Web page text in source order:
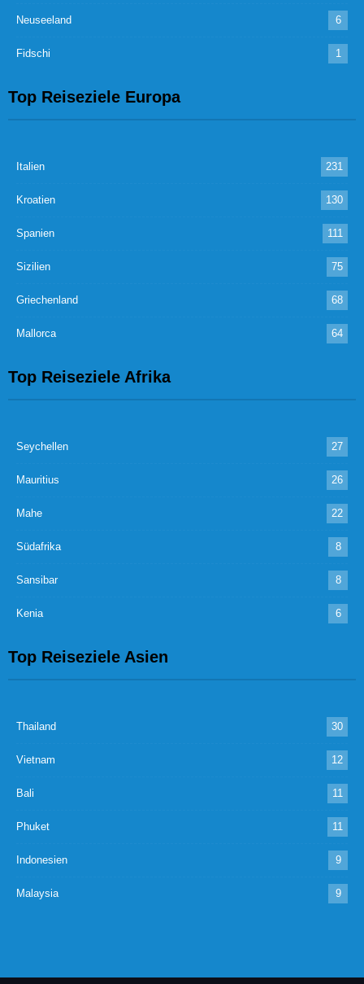
Neuseeland 6
Fidschi 1
Top Reiseziele Europa
Italien 231
Kroatien 130
Spanien 111
Sizilien 75
Griechenland 68
Mallorca 64
Top Reiseziele Afrika
Seychellen 27
Mauritius 26
Mahe 22
Südafrika 8
Sansibar 8
Kenia 6
Top Reiseziele Asien
Thailand 30
Vietnam 12
Bali 11
Phuket 11
Indonesien 9
Malaysia 9